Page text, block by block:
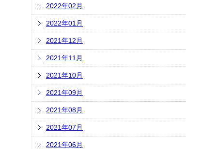
2022年02月
2022年01月
2021年12月
2021年11月
2021年10月
2021年09月
2021年08月
2021年07月
2021年06月